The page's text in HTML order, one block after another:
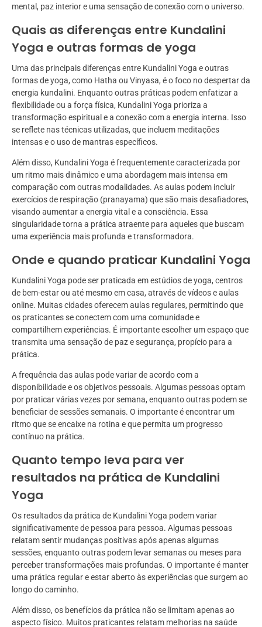
mental, paz interior e uma sensação de conexão com o universo.
Quais as diferenças entre Kundalini
Yoga e outras formas de yoga
Uma das principais diferenças entre Kundalini Yoga e outras
formas de yoga, como Hatha ou Vinyasa, é o foco no despertar da
energia kundalini. Enquanto outras práticas podem enfatizar a
flexibilidade ou a força física, Kundalini Yoga prioriza a
transformação espiritual e a conexão com a energia interna. Isso
se reflete nas técnicas utilizadas, que incluem meditações
intensas e o uso de mantras específicos.
Além disso, Kundalini Yoga é frequentemente caracterizada por
um ritmo mais dinâmico e uma abordagem mais intensa em
comparação com outras modalidades. As aulas podem incluir
exercícios de respiração (pranayama) que são mais desafiadores,
visando aumentar a energia vital e a consciência. Essa
singularidade torna a prática atraente para aqueles que buscam
uma experiência mais profunda e transformadora.
Onde e quando praticar Kundalini Yoga
Kundalini Yoga pode ser praticada em estúdios de yoga, centros
de bem-estar ou até mesmo em casa, através de vídeos e aulas
online. Muitas cidades oferecem aulas regulares, permitindo que
os praticantes se conectem com uma comunidade e
compartilhem experiências. É importante escolher um espaço que
transmita uma sensação de paz e segurança, propício para a
prática.
A frequência das aulas pode variar de acordo com a
disponibilidade e os objetivos pessoais. Algumas pessoas optam
por praticar várias vezes por semana, enquanto outras podem se
beneficiar de sessões semanais. O importante é encontrar um
ritmo que se encaixe na rotina e que permita um progresso
contínuo na prática.
Quanto tempo leva para ver
resultados na prática de Kundalini
Yoga
Os resultados da prática de Kundalini Yoga podem variar
significativamente de pessoa para pessoa. Algumas pessoas
relatam sentir mudanças positivas após apenas algumas
sessões, enquanto outras podem levar semanas ou meses para
perceber transformações mais profundas. O importante é manter
uma prática regular e estar aberto às experiências que surgem ao
longo do caminho.
Além disso, os benefícios da prática não se limitam apenas ao
aspecto físico. Muitos praticantes relatam melhorias na saúde